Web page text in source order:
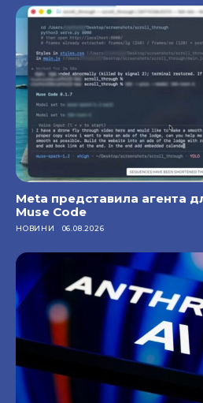
Meta представила агента
Muse Code
НОВИНИ 06.08.2026